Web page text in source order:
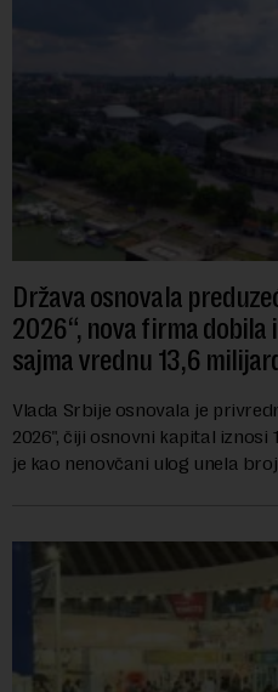
Država osnovala
2026“, nova firma dobila
sajma vrednu 13,6
Vlada Srbije osnovala je
2026", čiji osnovni kapital iznosi
je kao nenovčani ulog unela